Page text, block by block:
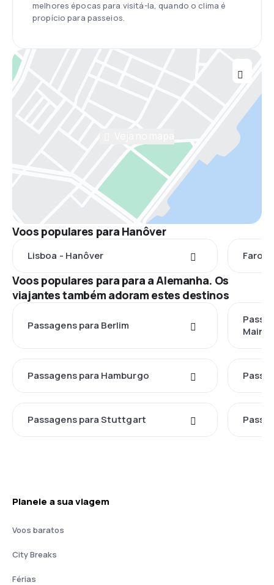
melhores épocas para visitá-la, quando o clima é
propício para passeios.
Voos populares para Hanôver
Lisboa - Hanôver Faro -
Voos populares para para a Alemanha. Os
viajantes também adoram estes destinos
Passagens para Berlim
Main
Passagens para Hamburgo
Passagens para Stuttgart
Planeie a sua viagem
Voos baratos
City Breaks
Férias